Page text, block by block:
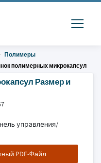
Полимеры
полимерных микрокапсул
Размер и
управления/
PDF-Файл